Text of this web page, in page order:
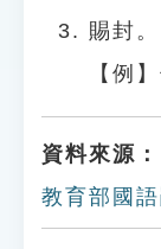
賜封。
【例
資料來源：
教育部國